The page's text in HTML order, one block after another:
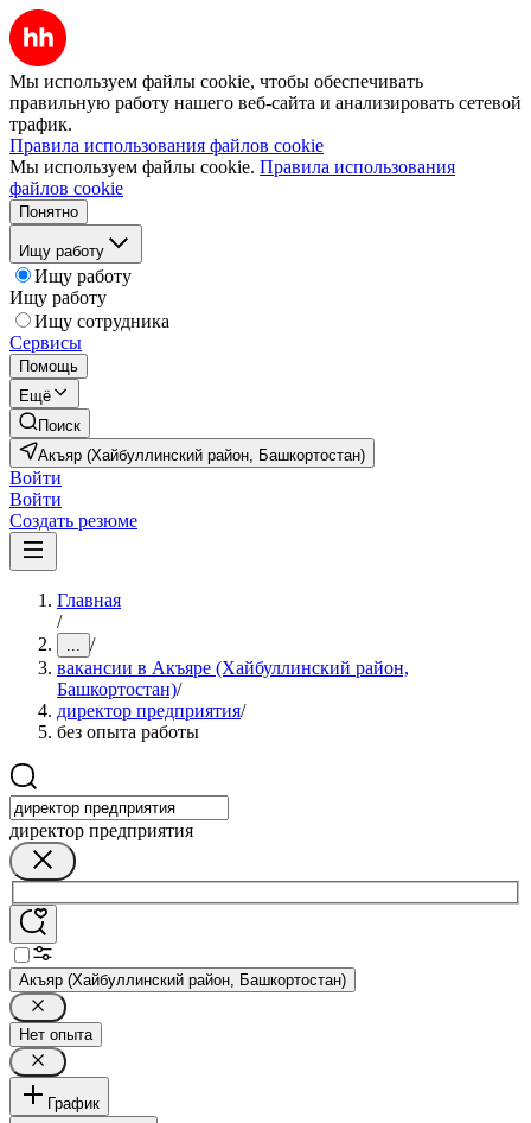
Мы используем файлы cookie, чтобы обеспечивать
правильную работу нашего веб-сайта и анализировать сетевой
трафик.
Правила использования файлов cookie
Мы используем файлы cookie. Правила использования
файлов cookie
Понятно
Ищу работу
Ищу работу
Ищу работу
Ищу сотрудника
Сервисы
Помощь
Ещё
Поиск
Акъяр (Хайбуллинский район, Башкортостан)
Войти
Войти
Создать резюме
Главная
/
... /
вакансии в Акъяре (Хайбуллинский район,
Башкортостан)/
директор предприятия/
без опыта работы
директор предприятия
Акъяр (Хайбуллинский район, Башкортостан)
Нет опыта
График